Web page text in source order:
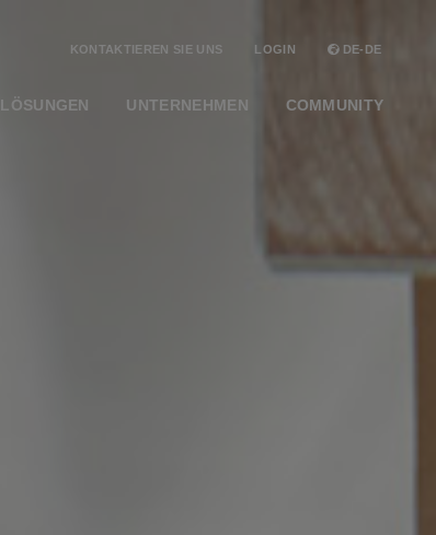
KONTAKTIEREN SIE UNS LOGIN DE-DE
LÖSUNGEN UNTERNEHMEN COMMUNITY